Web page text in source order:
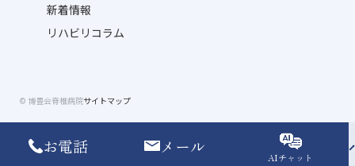
お電話 メール
AIチャット
新着情報
リハビリコラム
© 博豊会脊椎病院サイトマップ